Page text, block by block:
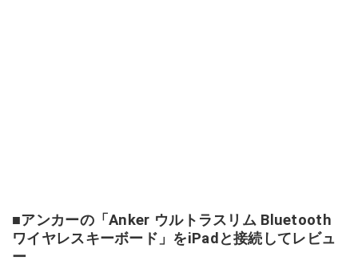
■アンカーの「Anker ウルトラスリム Bluetooth
ワイヤレスキーボード」をiPadと接続してレビュ
ー